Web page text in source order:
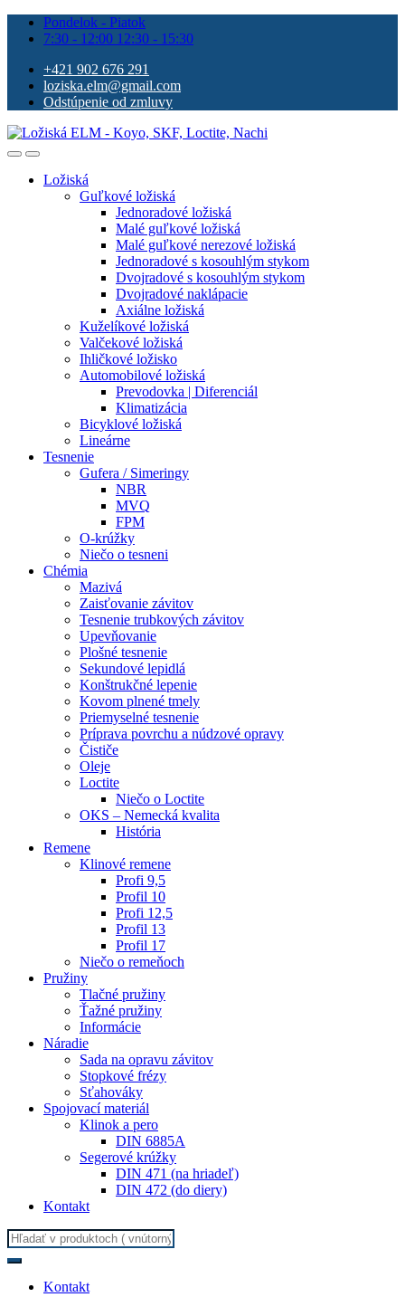
Pondelok - Piatok
7:30 - 12:00 12:30 - 15:30
+421 902 676 291
loziska.elm@gmail.com
Odstúpenie od zmluvy
Ložiská
Guľkové ložiská
Jednoradové ložiská
Malé guľkové ložiská
Malé guľkové nerezové ložiská
Jednoradové s kosouhlým stykom
Dvojradové s kosouhlým stykom
Dvojradové naklápacie
Axiálne ložiská
Kuželíkové ložiská
Valčekové ložiská
Ihličkové ložisko
Automobilové ložiská
Prevodovka | Diferenciál
Klimatizácia
Bicyklové ložiská
Lineárne
Tesnenie
Gufera / Simeringy
NBR
MVQ
FPM
O-krúžky
Niečo o tesneni
Chémia
Mazivá
Zaisťovanie závitov
Tesnenie trubkových závitov
Upevňovanie
Plošné tesnenie
Sekundové lepidlá
Konštrukčné lepenie
Kovom plnené tmely
Priemyselné tesnenie
Príprava povrchu a núdzové opravy
Čističe
Oleje
Loctite
Niečo o Loctite
OKS – Nemecká kvalita
História
Remene
Klinové remene
Profi 9,5
Profil 10
Profi 12,5
Profil 13
Profil 17
Niečo o remeňoch
Pružiny
Tlačné pružiny
Ťažné pružiny
Informácie
Náradie
Sada na opravu závitov
Stopkové frézy
Sťahováky
Spojovací materiál
Klinok a pero
DIN 6885A
Segerové krúžky
DIN 471 (na hriadeľ)
DIN 472 (do diery)
Kontakt
Search
for:
Kontakt